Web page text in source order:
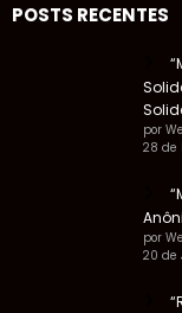
POSTS RECENTES
por
28 de
por
20 de